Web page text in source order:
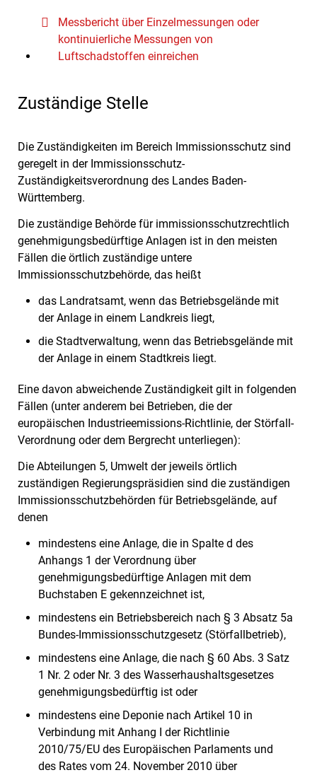
Messbericht über Einzelmessungen oder
kontinuierliche Messungen von
Luftschadstoffen einreichen
Zuständige Stelle
Die Zuständigkeiten im Bereich Immissionsschutz sind
geregelt in der Immissionsschutz-
Zuständigkeitsverordnung des Landes Baden-
Württemberg.
Die zuständige Behörde für immissionsschutzrechtlich
genehmigungsbedürftige Anlagen ist in den meisten
Fällen die örtlich zuständige untere
Immissionsschutzbehörde, das heißt
das Landratsamt, wenn das Betriebsgelände mit
der Anlage in einem Landkreis liegt,
die Stadtverwaltung, wenn das Betriebsgelände mit
der Anlage in einem Stadtkreis liegt.
Eine davon abweichende Zuständigkeit gilt in folgenden
Fällen (unter anderem bei Betrieben, die der
europäischen Industrieemissions-Richtlinie, der Störfall-
Verordnung oder dem Bergrecht unterliegen):
Die Abteilungen 5, Umwelt der jeweils örtlich
zuständigen Regierungspräsidien sind die zuständigen
Immissionsschutzbehörden für Betriebsgelände, auf
denen
mindestens eine Anlage, die in Spalte d des
Anhangs 1 der Verordnung über
genehmigungsbedürftige Anlagen mit dem
Buchstaben E gekennzeichnet ist,
mindestens ein Betriebsbereich nach § 3 Absatz 5a
Bundes-Immissionsschutzgesetz (Störfallbetrieb),
mindestens eine Anlage, die nach § 60 Abs. 3 Satz
1 Nr. 2 oder Nr. 3 des Wasserhaushaltsgesetzes
genehmigungsbedürftig ist oder
mindestens eine Deponie nach Artikel 10 in
Verbindung mit Anhang I der Richtlinie
2010/75/EU des Europäischen Parlaments und
des Rates vom 24. November 2010 über